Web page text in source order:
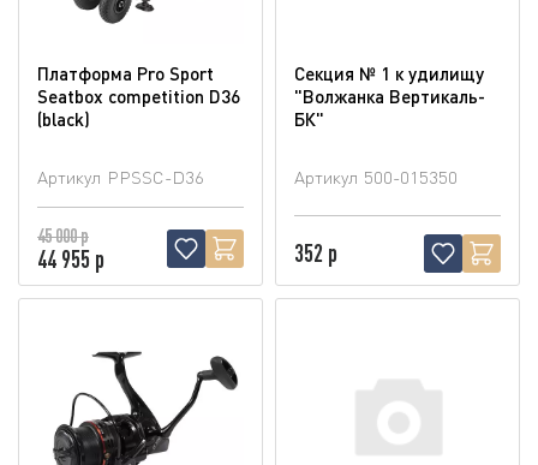
Платформа Pro Sport
Seatbox competition D36
(blaсk)
Артикул PPSSC-D36
45 000 р
44 955 р
Секция № 1 к удилищу
"Волжанка Вертикаль-
БК"
Артикул 500-015350
352 р